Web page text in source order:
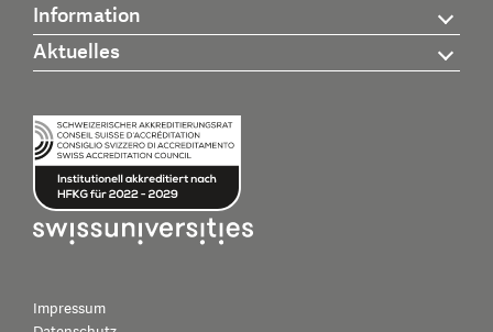
Information
Aktuelles
Impressum